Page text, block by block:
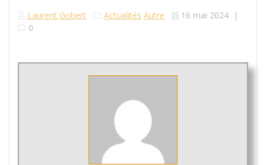
Laurent Gobert Actualités Autre 16 mai 2024 |
0